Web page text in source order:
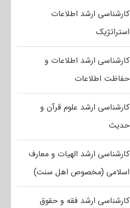
کارشناسی ارشد اطلاعات
استراتژیک
کارشناسی ارشد اطلاعات و
حفاظت اطلاعات
کارشناسی ارشد علوم قرآن و
حدیث
کارشناسی ارشد الهیات و معارف
اسلامی (مخصوص اهل سنت)
کارشناسی ارشد فقه و حقوق